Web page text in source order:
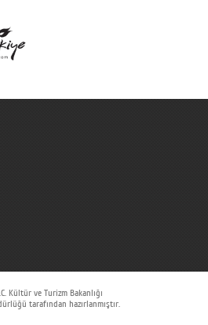
Kültür ve Turizm Bakanlığı
tarafından hazırlanmıştır.